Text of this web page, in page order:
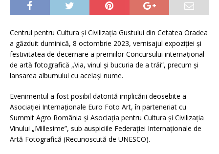
Centrul pentru Cultura și Civilizația Gustului din Cetatea Oradea
a găzduit duminică, 8 octombrie 2023, vernisajul expoziției și
festivitatea de decernare a premiilor Concursului internațional
de artă fotografică „Via, vinul și bucuria de a trăi”, precum și
lansarea albumului cu același nume.
Evenimentul a fost posibil datorită implicării deosebite a
Asociației Internaționale Euro Foto Art, în parteneriat cu
Summit Agro România și Asociația pentru Cultura și Civilizația
Vinului „Millesime”, sub auspiciile Federației Internaționale de
Artă Fotografică (Recunoscută de UNESCO).